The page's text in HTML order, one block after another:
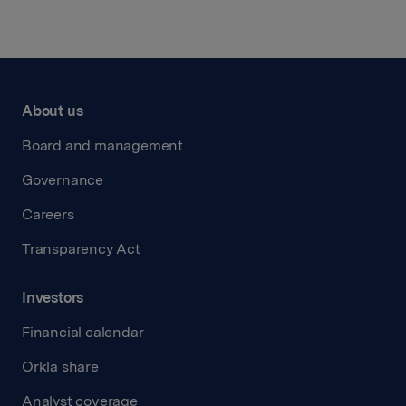
About us
Board and management
Governance
Careers
Transparency Act
Investors
Financial calendar
Orkla share
Analyst coverage